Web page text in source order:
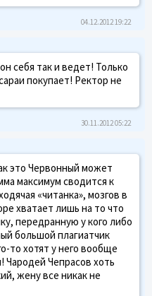
04.12.2012 19:22
себя так и ведет! Только
покупает! Ректор не
30.11.2012 05:22
это Червонный может
максимум сводится к
«читанка», мозгов в
хватает лишь на то что
передранную у кого либо
большой плагиатчик
то хотят у него вообще
Чепрасов хоть
жену все никак не